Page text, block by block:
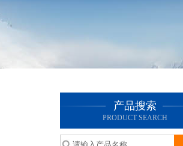
产品搜索
PRODUCT SEARCH